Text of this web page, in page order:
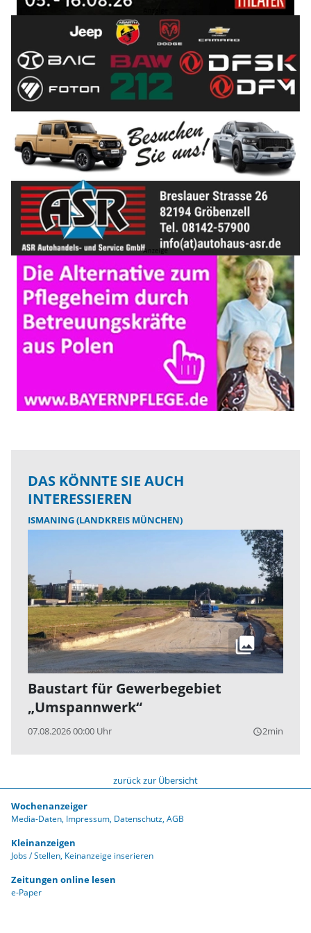
DAS KÖNNTE SIE AUCH
INTERESSIEREN
ISMANING (LANDKREIS MÜNCHEN)
Baustart für Gewerbegebiet
„Umspannwerk“
07.08.2026 00:00 Uhr query_builder2min
zurück zur Übersicht
Wochenanzeiger
Media-Daten Impressum Datenschutz AGB
Kleinanzeigen
Jobs / Stellen Keinanzeige inserieren
Zeitungen online lesen
e-Paper